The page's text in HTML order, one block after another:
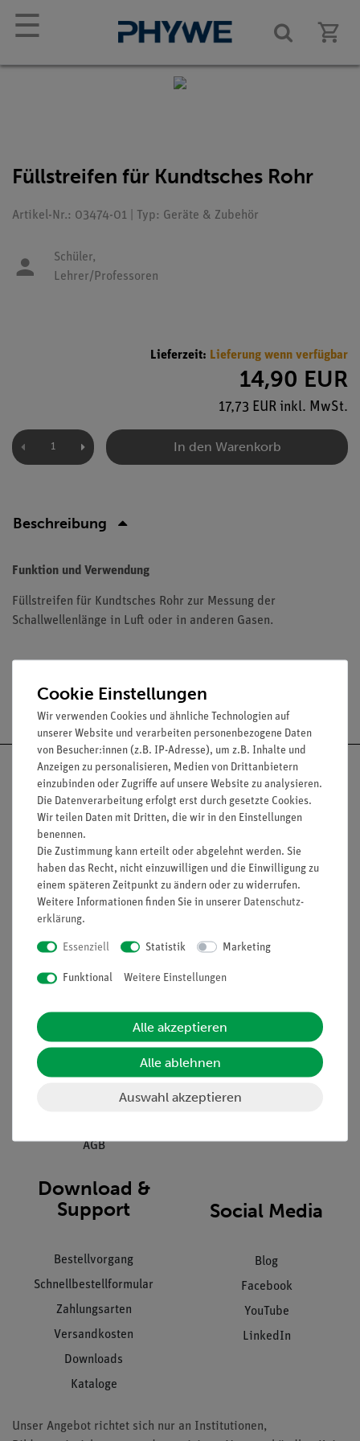
☰
Füllstreifen für Kundtsches Rohr
Artikel-Nr.: 03474-01 | Typ: Geräte & Zubehör
Schüler,
Lehrer/Professoren
Lieferzeit: Lieferung wenn verfügbar
14,90 EUR
17,73 EUR inkl. MwSt.
In den Warenkorb
Beschreibung
Funktion und Verwendung
Füllstreifen für Kundtsches Rohr zur Messung der
Schallwellenlänge in Luft oder in anderen Gasen.
Versandkostenfrei ab 300,- €
Nach oben
Informationen
Unternehmen
Projekte und Lösungen
Stellenangebote
Kontakt
Hinweisgeberschutz
Datenschutz
AGB
Service
Übersicht Service
Einräumservice
Inbetriebnahme & Schulungen
Download &
Support
Bestellvorgang
Schnellbestellformular
Zahlungsarten
Versandkosten
Downloads
Kataloge
Social Media
Blog
Facebook
YouTube
LinkedIn
Unser Angebot richtet sich nur an Institutionen,
Cookie Einstellungen
Wir verwenden Cookies und ähnliche Technologien auf
unserer Website und verarbeiten personenbezogene Daten
von Besucher:innen (z.B. IP-Adresse), um z.B. Inhalte und
Anzeigen zu personalisieren, Medien von Drittanbietern
einzubinden oder Zugriffe auf unsere Website zu analysieren.
Die Datenverarbeitung erfolgt erst durch gesetzte Cookies.
Wir teilen Daten mit Dritten, die wir in den Einstellungen
benennen.
Die Zustimmung kann erteilt oder abgelehnt werden. Sie
haben das Recht, nicht einzuwilligen und die Einwilligung zu
einem späteren Zeitpunkt zu ändern oder zu widerrufen.
Weitere Informationen finden Sie in unserer Daten­schutz­
erklärung.
Essenziell Statistik Marketing
Funktional Weitere Einstellungen
Alle akzeptieren
Alle ablehnen
Auswahl akzeptieren